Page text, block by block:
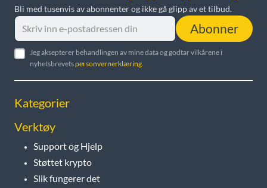
Bli med tusenvis av abonnenter og ikke gå glipp av et tilbud.
Abonner
Jeg aksepterer behandlingen av mine data og godtar vilkårene i
nyhetsbrevetspersonvernerklæring
Kategorier
Verktøy
Support og Hjelp
Støttet krypto
Slik fungerer det